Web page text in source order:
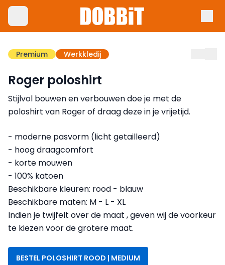
Premium Werkkledij
Roger poloshirt
Stijlvol bouwen en verbouwen doe je met de
poloshirt van Roger of draag deze in je vrijetijd.
- moderne pasvorm (licht getailleerd)
- hoog draagcomfort
- korte mouwen
- 100% katoen
Beschikbare kleuren: rood - blauw
Beschikbare maten: M - L - XL
Indien je twijfelt over de maat , geven wij de voorkeur
te kiezen voor de grotere maat.
BESTEL POLOSHIRT ROOD | MEDIUM